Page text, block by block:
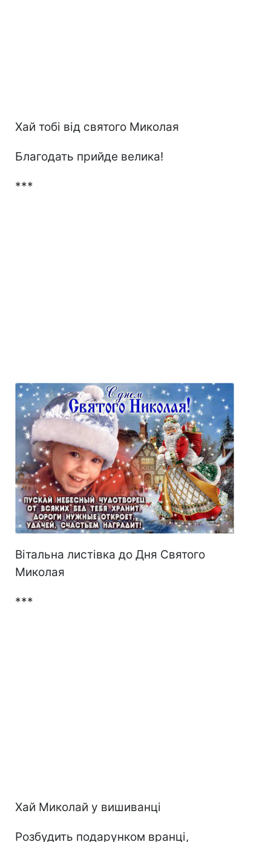
Хай тобі від святого Миколая
Благодать прийде велика!
***
Вітальна листівка до Дня Святого
Миколая
***
Хай Миколай у вишиванці
Розбудить подарунком вранці,